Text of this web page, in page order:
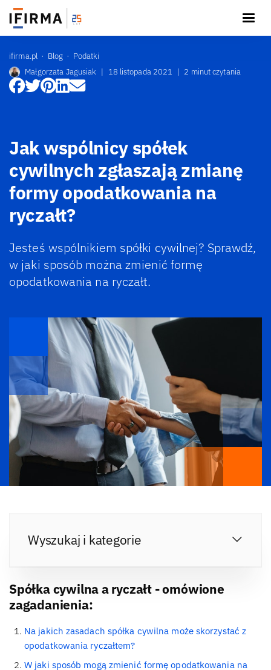
ifirma.pl Blog
Podatki
Małgorzata Jagusiak | 18 listopada 2021 | 2 minut czytania
Jak wspólnicy spółek
cywilnych zgłaszają zmianę
formy opodatkowania na
ryczałt?
Jesteś wspólnikiem spółki cywilnej? Sprawdź,
w jaki sposób można zmienić formę
opodatkowania na ryczałt.
Wyszukaj i kategorie
Spółka cywilna a ryczałt - omówione
zagadanienia:
Na jakich zasadach spółka cywilna może skorzystać z
opodatkowania ryczałtem?
W jaki sposób mogą zmienić formę opodatkowania na